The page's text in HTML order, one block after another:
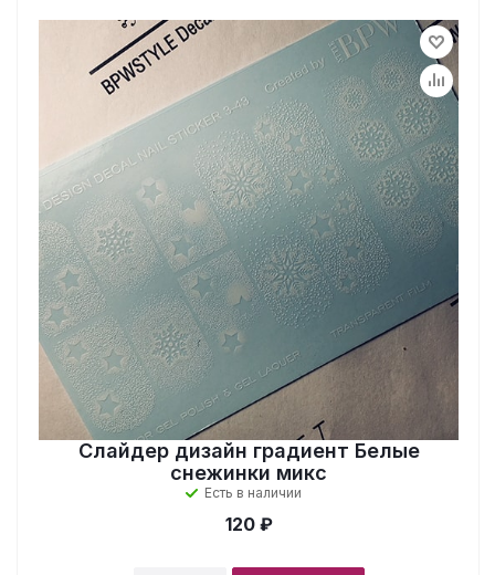
Слайдер дизайн градиент Белые
снежинки микс
Есть в наличии
120 ₽